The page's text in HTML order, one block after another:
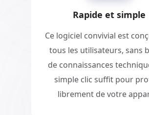
Rapide et simple
Ce logiciel convivial est
tous les utilisateurs, sans
de connaissances
simple clic suffit pour
librement de votre